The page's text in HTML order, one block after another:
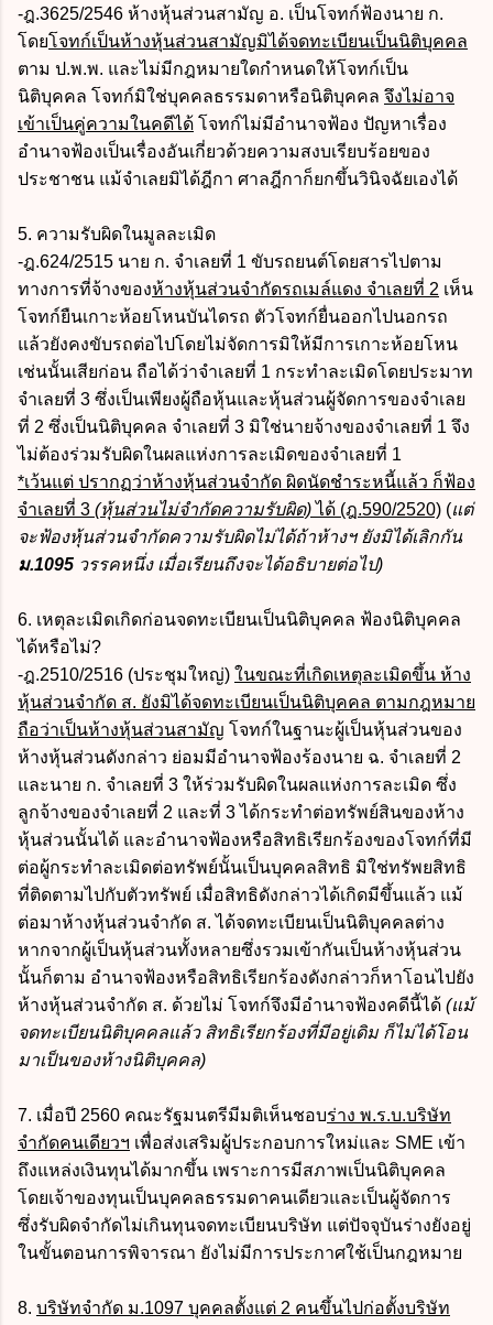
-ฎ.3625/2546 ห้างหุ้นส่วนสามัญ อ. เป็นโจทก์ฟ้องนาย ก.
โดยโจทก์เป็นห้างหุ้นส่วนสามัญมิได้จดทะเบียนเป็นนิติบุคคล
ตาม ป.พ.พ. และไม่มีกฎหมายใดกำหนดให้โจทก์เป็น
นิติบุคคล โจทก์มิใช่บุคคลธรรมดาหรือนิติบุคคล จึงไม่อาจ
เข้าเป็นคู่ความในคดีได้ โจทก์ไม่มีอำนาจฟ้อง ปัญหาเรื่อง
อำนาจฟ้องเป็นเรื่องอันเกี่ยวด้วยความสงบเรียบร้อยของ
ประชาชน แม้จำเลยมิได้ฎีกา ศาลฎีกาก็ยกขึ้นวินิจฉัยเองได้
5. ความรับผิดในมูลละเมิด
-ฎ.624/2515 นาย ก. จำเลยที่ 1 ขับรถยนต์โดยสารไปตาม
ทางการที่จ้างของห้างหุ้นส่วนจำกัดรถเมล์แดง จำเลยที่ 2 เห็น
โจทก์ยืนเกาะห้อยโหนบันไดรถ ตัวโจทก์ยื่นออกไปนอกรถ
แล้วยังคงขับรถต่อไปโดยไม่จัดการมิให้มีการเกาะห้อยโหน
เช่นนั้นเสียก่อน ถือได้ว่าจำเลยที่ 1 กระทำละเมิดโดยประมาท
จำเลยที่ 3 ซึ่งเป็นเพียงผู้ถือหุ้นและหุ้นส่วนผู้จัดการของจำเลย
ที่ 2 ซึ่งเป็นนิติบุคคล จำเลยที่ 3 มิใช่นายจ้างของจำเลยที่ 1 จึง
ไม่ต้องร่วมรับผิดในผลแห่งการละเมิดของจำเลยที่ 1
*เว้นแต่ ปรากฏว่าห้างหุ้นส่วนจำกัด ผิดนัดชำระหนี้แล้ว ก็ฟ้อง
จำเลยที่ 3 (หุ้นส่วนไม่จำกัดความรับผิด)ได้ (ฎ.590/2520) (แต่
จะฟ้องหุ้นส่วนจำกัดความรับผิดไม่ได้ถ้าห้างฯ ยังมิได้เลิกกัน
ม.1095 วรรคหนึ่ง เมื่อเรียนถึงจะได้อธิบายต่อไป)
6. เหตุละเมิดเกิดก่อนจดทะเบียนเป็นนิติบุคคล ฟ้องนิติบุคคล
ได้หรือไม่?
-ฎ.2510/2516 (ประชุมใหญ่) ในขณะที่เกิดเหตุละเมิดขึ้น ห้าง
หุ้นส่วนจำกัด ส. ยังมิได้จดทะเบียนเป็นนิติบุคคล ตามกฎหมาย
ถือว่าเป็นห้างหุ้นส่วนสามัญ โจทก์ในฐานะผู้เป็นหุ้นส่วนของ
ห้างหุ้นส่วนดังกล่าว ย่อมมีอำนาจฟ้องร้องนาย ฉ. จำเลยที่ 2
และนาย ก. จำเลยที่ 3 ให้ร่วมรับผิดในผลแห่งการละเมิด ซึ่ง
ลูกจ้างของจำเลยที่ 2 และที่ 3 ได้กระทำต่อทรัพย์สินของห้าง
หุ้นส่วนนั้นได้ และอำนาจฟ้องหรือสิทธิเรียกร้องของโจทก์ที่มี
ต่อผู้กระทำละเมิดต่อทรัพย์นั้นเป็นบุคคลสิทธิ มิใช่ทรัพยสิทธิ
ที่ติดตามไปกับตัวทรัพย์ เมื่อสิทธิดังกล่าวได้เกิดมีขึ้นแล้ว แม้
ต่อมาห้างหุ้นส่วนจำกัด ส. ได้จดทะเบียนเป็นนิติบุคคลต่าง
หากจากผู้เป็นหุ้นส่วนทั้งหลายซึ่งรวมเข้ากันเป็นห้างหุ้นส่วน
นั้นก็ตาม อำนาจฟ้องหรือสิทธิเรียกร้องดังกล่าวก็หาโอนไปยัง
ห้างหุ้นส่วนจำกัด ส. ด้วยไม่ โจทก์จึงมีอำนาจฟ้องคดีนี้ได้ (แม้
จดทะเบียนนิติบุคคลแล้ว สิทธิเรียกร้องที่มีอยู่เดิม ก็ไม่ได้โอน
มาเป็นของห้างนิติบุคคล)
7. เมื่อปี 2560 คณะรัฐมนตรีมีมติเห็นชอบร่าง พ.ร.บ.บริษัท
จำกัดคนเดียวฯ เพื่อส่งเสริมผู้ประกอบการใหม่และ SME เข้า
ถึงแหล่งเงินทุนได้มากขึ้น เพราะการมีสภาพเป็นนิติบุคคล
โดยเจ้าของทุนเป็นบุคคลธรรมดาคนเดียวและเป็นผู้จัดการ
ซึ่งรับผิดจำกัดไม่เกินทุนจดทะเบียนบริษัท แต่ปัจจุบันร่างยังอยู่
ในขั้นตอนการพิจารณา ยังไม่มีการประกาศใช้เป็นกฎหมาย
8. บริษัทจำกัด ม.1097 บุคคลตั้งแต่ 2 คนขึ้นไปก่อตั้งบริษัท